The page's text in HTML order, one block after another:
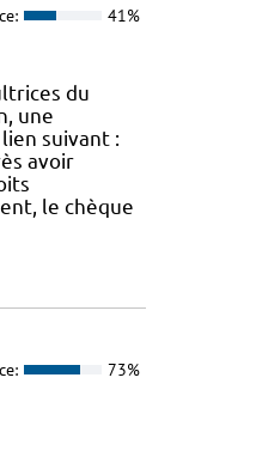
41%
du
une
suivant :
avoir
le chèque
73%